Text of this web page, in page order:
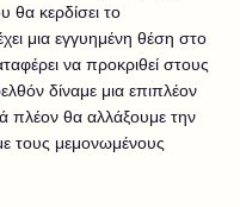
θα κερδίσει το
μια εγγυημένη θέση στο
να προκριθεί στους
δίναμε μια επιπλέον
πλέον θα αλλάξουμε την
τους μεμονωμένους